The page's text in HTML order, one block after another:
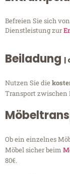
Befreien Sie sich
Dienstleistung zur
Beiladung |
Nutzen Sie die
Transport zwischen
Ob ein einzelnes
Möbel sicher beim
80€.